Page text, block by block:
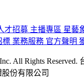
才招募 主播專區 星藝
標 業務服務 官方聲明
All Rights Reserved.
份有限公司